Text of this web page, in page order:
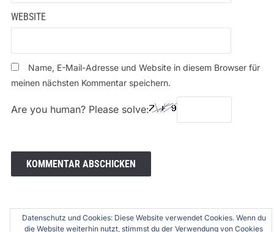
WEBSITE
Name, E-Mail-Adresse und Website in diesem Browser für
meinen nächsten Kommentar speichern.
Are you human? Please solve:
Datenschutz und Cookies: Diese Website verwendet Cookies. Wenn du
die Website weiterhin nutzt, stimmst du der Verwendung von Cookies